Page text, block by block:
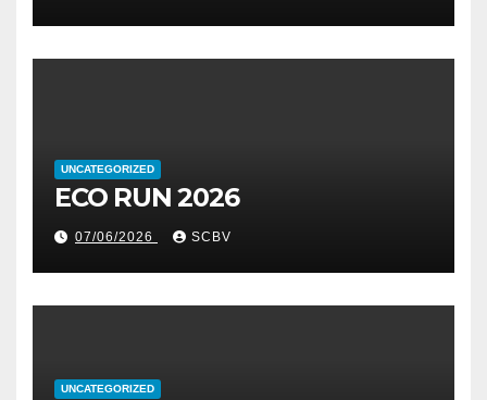
UNCATEGORIZED
ECO RUN 2026
07/06/2026 SCBV
UNCATEGORIZED